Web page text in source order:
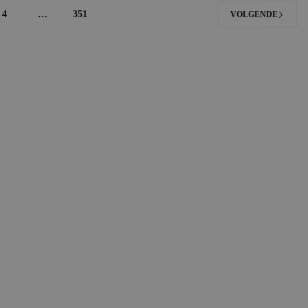
4 … 351 VOLGENDE